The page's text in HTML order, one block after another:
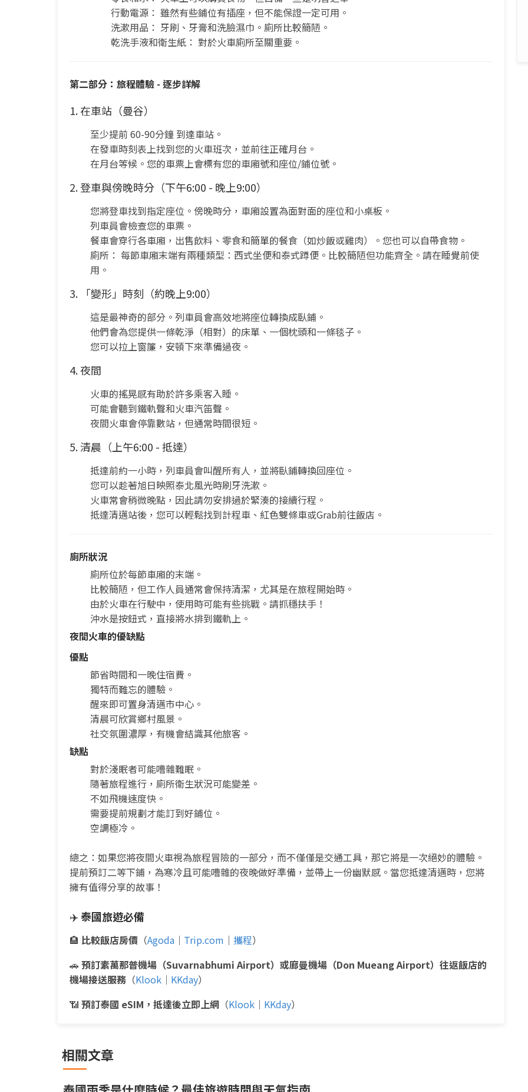
行動電源： 雖然有些鋪位有插座，但不能保證一定可用。
洗漱用品： 牙刷、牙膏和洗臉濕巾。廁所比較簡陋。
乾洗手液和衛生紙： 對於火車廁所至關重要。
第二部分：旅程體驗 - 逐步詳解
1. 在車站（曼谷）
至少提前 60-90分鐘 到達車站。
在發車時刻表上找到您的火車班次，並前往正確月台。
在月台等候。您的車票上會標有您的車廂號和座位/鋪位號。
2. 登車與傍晚時分（下午6:00 - 晚上9:00）
您將登車找到指定座位。傍晚時分，車廂設置為面對面的座位和小桌板。
列車員會檢查您的車票。
餐車會穿行各車廂，出售飲料、零食和簡單的餐食（如炒飯或雞肉）。您也可以自帶食物。
廁所： 每節車廂末端有兩種類型：西式坐便和泰式蹲便。比較簡陋但功能齊全。請在睡覺前使
用。
3. 「變形」時刻（約晚上9:00）
這是最神奇的部分。列車員會高效地將座位轉換成臥鋪。
他們會為您提供一條乾淨（相對）的床單、一個枕頭和一條毯子。
您可以拉上窗簾，安頓下來準備過夜。
4. 夜間
火車的搖晃感有助於許多乘客入睡。
可能會聽到鐵軌聲和火車汽笛聲。
夜間火車會停靠數站，但通常時間很短。
5. 清晨（上午6:00 - 抵達）
抵達前約一小時，列車員會叫醒所有人，並將臥鋪轉換回座位。
您可以趁著旭日映照泰北風光時刷牙洗漱。
火車常會稍微晚點，因此請勿安排過於緊湊的接續行程。
抵達清邁站後，您可以輕鬆找到計程車、紅色雙條車或Grab前往飯店。
廁所狀況
廁所位於每節車廂的末端。
比較簡陋，但工作人員通常會保持清潔，尤其是在旅程開始時。
由於火車在行駛中，使用時可能有些挑戰。請抓穩扶手！
沖水是按鈕式，直接將水排到鐵軌上。
夜間火車的優缺點
優點
節省時間和一晚住宿費。
獨特而難忘的體驗。
醒來即可置身清邁市中心。
清晨可欣賞鄉村風景。
社交氛圍濃厚，有機會結識其他旅客。
缺點
對於淺眠者可能嘈雜難眠。
隨著旅程進行，廁所衛生狀況可能變差。
不如飛機速度快。
需要提前規劃才能訂到好鋪位。
空調極冷。
總之：如果您將夜間火車視為旅程冒險的一部分，而不僅僅是交通工具，那它將是一次絕妙的體驗。
提前預訂二等下鋪，為寒冷且可能嘈雜的夜晚做好準備，並帶上一份幽默感。當您抵達清邁時，您將
擁有值得分享的故事！
✈️泰國旅遊必備
🏨 比較飯店房價 （Agoda ｜ Trip.com ｜ 攜程）
🚗 預訂素萬那普機場（Suvarnabhumi Airport）或廊曼機場（Don Mueang Airport）往返飯店的
機場接送服務 （Klook ｜ KKday）
📶 預訂泰國 eSIM，抵達後立即上網 （Klook ｜ KKday）
相關文章